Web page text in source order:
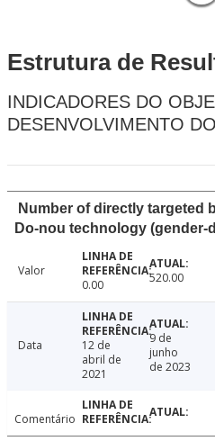
Estrutura de
INDICADORES DO
DESENVOLVIMENTO
Number of directly targeted
Do-nou technology (gender-
Valor
0.00
520.00
Data
12 de
abril de
2021
9 de
junho
de 2023
Comentário